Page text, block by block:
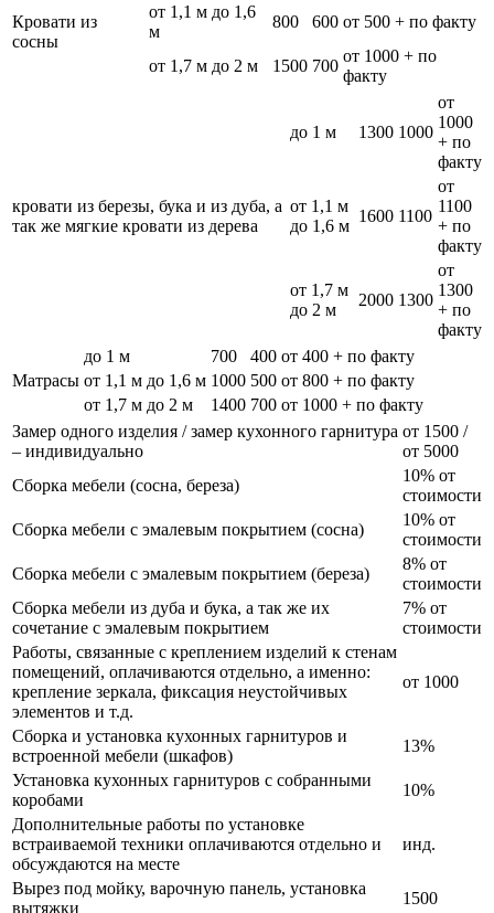
Кровати из
сосны
от 1,1 м до 1,6
м
800 600 от 500 + по факту
от 1,7 м до 2 м 1500 700
от 1000 + по
факту
кровати из березы, бука и из дуба, а
так же мягкие кровати из дерева
до 1 м 1300 1000
от
1000
+ по
факту
от 1,1 м
до 1,6 м
1600 1100
от
1100
+ по
факту
от 1,7 м
до 2 м
2000 1300
от
1300
+ по
факту
Матрасы
до 1 м 700 400 от 400 + по факту
от 1,1 м до 1,6 м 1000 500 от 800 + по факту
от 1,7 м до 2 м
1400 700 от 1000 + по факту
Замер одного изделия / замер кухонного гарнитура
– индивидуально
от 1500 /
от 5000
Сборка мебели (сосна, береза)
10% от
стоимости
Сборка мебели с эмалевым покрытием (сосна)
10% от
стоимости
Сборка мебели с эмалевым покрытием (береза)
8% от
стоимости
Сборка мебели из дуба и бука, а так же их
сочетание с эмалевым покрытием
7% от
стоимости
Работы, связанные с креплением изделий к стенам
помещений, оплачиваются отдельно, а именно:
крепление зеркала, фиксация неустойчивых
элементов и т.д.
от 1000
Сборка и установка кухонных гарнитуров и
встроенной мебели (шкафов)
13%
Установка кухонных гарнитуров с собранными
коробами
10%
Дополнительные работы по установке
встраиваемой техники оплачиваются отдельно и
обсуждаются на месте
инд.
Вырез под мойку, варочную панель, установка
вытяжки
1500